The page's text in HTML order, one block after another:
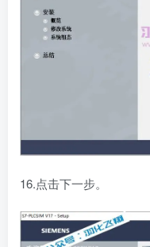
16.点击下一步。